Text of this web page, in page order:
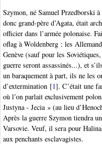
Szymon, né Samuel Przedborski
donc grand-père d’Agata, était
officier dans l’armée polonaise.
oflag à Woldenberg : les
Genève (sauf pour les
guerre seront assassinés...), et
un baraquement à part, ils ne les
d’extermination [1]. C’était une
où l’on parlait exclusivement
Justyna - Jecia » (au lieu
Après la guerre Szymon tiendra
Varsovie. Veuf, il sera pour
aux penchants esclavagistes.